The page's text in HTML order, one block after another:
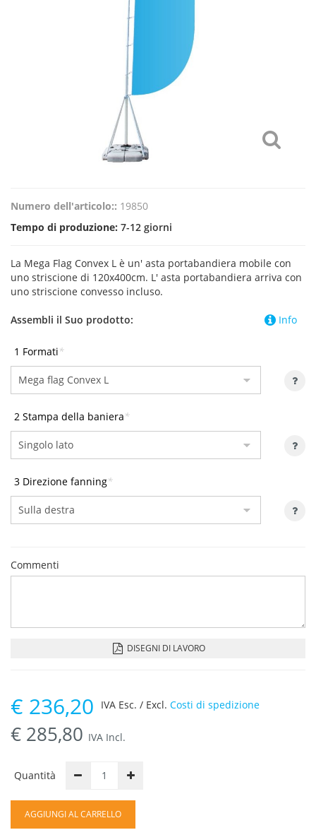
Numero dell'articolo:: 19850
Tempo di produzione: 7-12 giorni
La Mega Flag Convex L è un' asta portabandiera mobile con
uno striscione di 120x400cm. L' asta portabandiera arriva con
uno striscione convesso incluso.
Info
Assembli il Suo prodotto:
1 Formati*
2 Stampa della baniera*
3 Direzione fanning*
Commenti
DISEGNI DI LAVORO
€ 236,20
€ 285,80 IVA Incl.
IVA Esc. / Excl. Costi di spedizione
Quantità
AGGIUNGI AL CARRELLO